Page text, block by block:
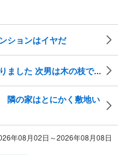
ションはイヤだ
ました 次男は木の枝で...
隣の家はとにかく敷地い
年08月02日～2026年08月08日